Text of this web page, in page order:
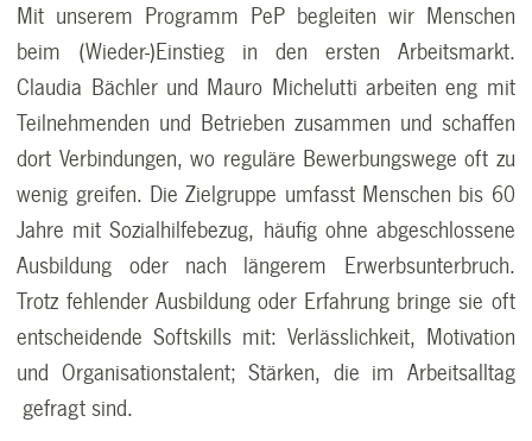
Mit unserem Programm PeP begleiten wir Menschen
beim (Wieder-)Einstieg in den ersten Arbeitsmarkt.
Claudia Bächler und Mauro Michelutti arbeiten eng mit
Teilnehmenden und Betrieben zusammen und schaffen
dort Verbindungen, wo reguläre Bewerbungswege oft zu
wenig greifen. Die Zielgruppe umfasst Menschen bis 60
Jahre mit Sozialhilfebezug, häufig ohne abgeschlossene
Ausbildung oder nach längerem Erwerbsunterbruch.
Trotz fehlender Ausbildung oder Erfahrung bringe sie oft
entscheidende Softskills mit: Verlässlichkeit, Motivation
und Organisationstalent; Stärken, die im Arbeitsalltag
gefragt sind.